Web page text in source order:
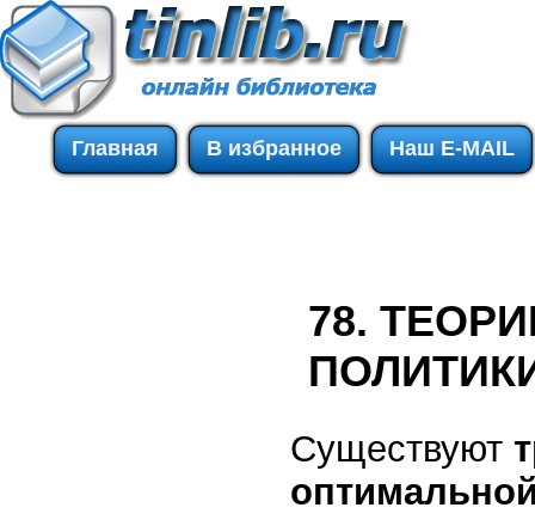
Главная В избранное Наш E-MAIL
78.
Существуют